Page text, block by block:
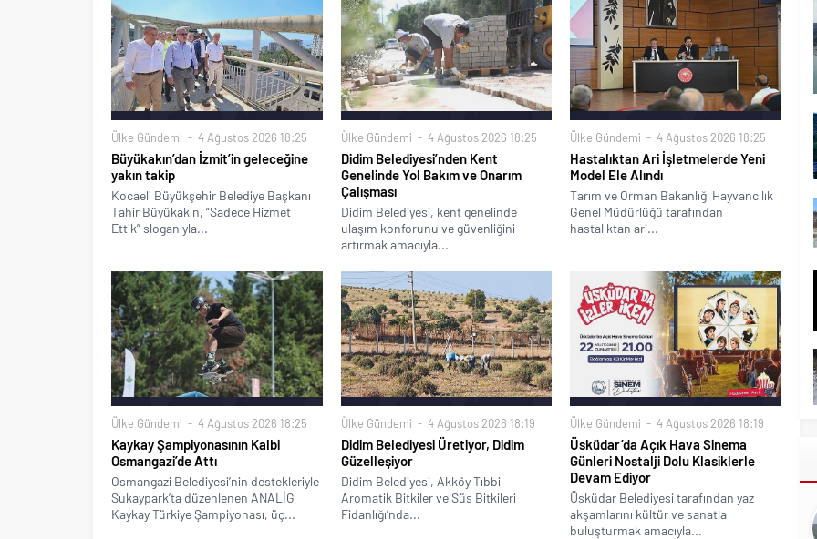
Ülke Gündemi 4 Ağustos 2026 18:25
Büyükakın’dan İzmit’in geleceğine
yakın takip
Kocaeli Büyükşehir Belediye Başkanı
Tahir Büyükakın, “Sadece Hizmet
Ettik” sloganıyla...
Ülke Gündemi 4 Ağustos 2026 18:25
Didim Belediyesi’nden Kent
Genelinde Yol Bakım ve Onarım
Çalışması
Didim Belediyesi, kent genelinde
ulaşım konforunu ve güvenliğini
artırmak amacıyla...
Ülke Gündemi 4 Ağustos 2026 18:25
Hastalıktan Ari İşletmelerde Yeni
Model Ele Alındı
Tarım ve Orman Bakanlığı Hayvancılık
Genel Müdürlüğü tarafından
hastalıktan ari...
Ülke Gündemi 4 Ağustos 2026 18:25
Kaykay Şampiyonasının Kalbi
Osmangazi’de Attı
Osmangazi Belediyesi’nin destekleriyle
Sukaypark’ta düzenlenen ANALİG
Kaykay Türkiye Şampiyonası, üç...
Ülke Gündemi 4 Ağustos 2026 18:19
Didim Belediyesi Üretiyor, Didim
Güzelleşiyor
Didim Belediyesi, Akköy Tıbbi
Aromatik Bitkiler ve Süs Bitkileri
Fidanlığı’nda...
Ülke Gündemi 4 Ağustos 2026 18:19
Üsküdar’da Açık Hava Sinema
Günleri Nostalji Dolu Klasiklerle
Devam Ediyor
Üsküdar Belediyesi tarafından yaz
akşamlarını kültür ve sanatla
buluşturmak amacıyla...